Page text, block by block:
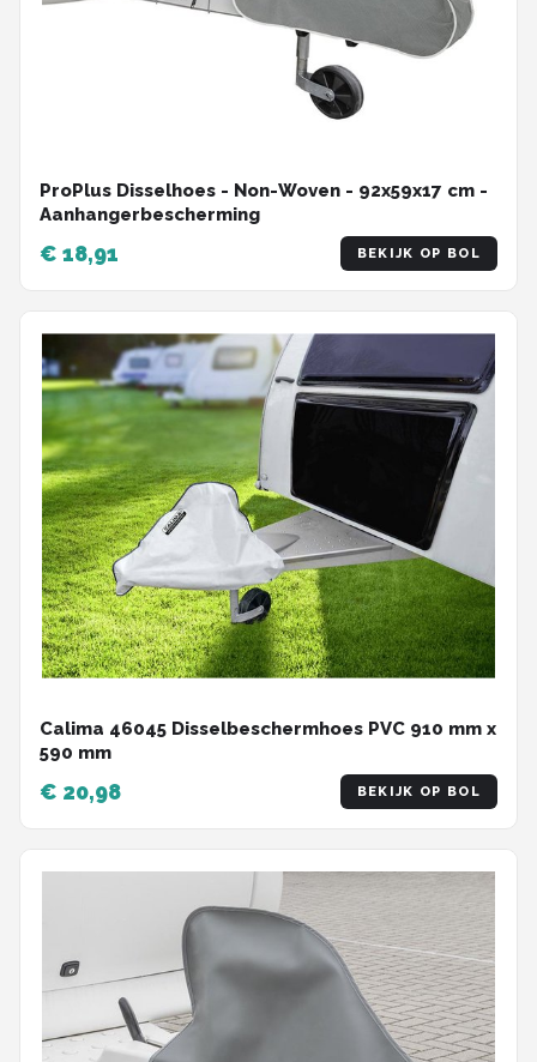
ProPlus Disselhoes - Non-Woven - 92x59x17 cm -
Aanhangerbescherming
€ 18,91 BEKIJK OP BOL
Calima 46045 Disselbeschermhoes PVC 910 mm x
590 mm
€ 20,98 BEKIJK OP BOL